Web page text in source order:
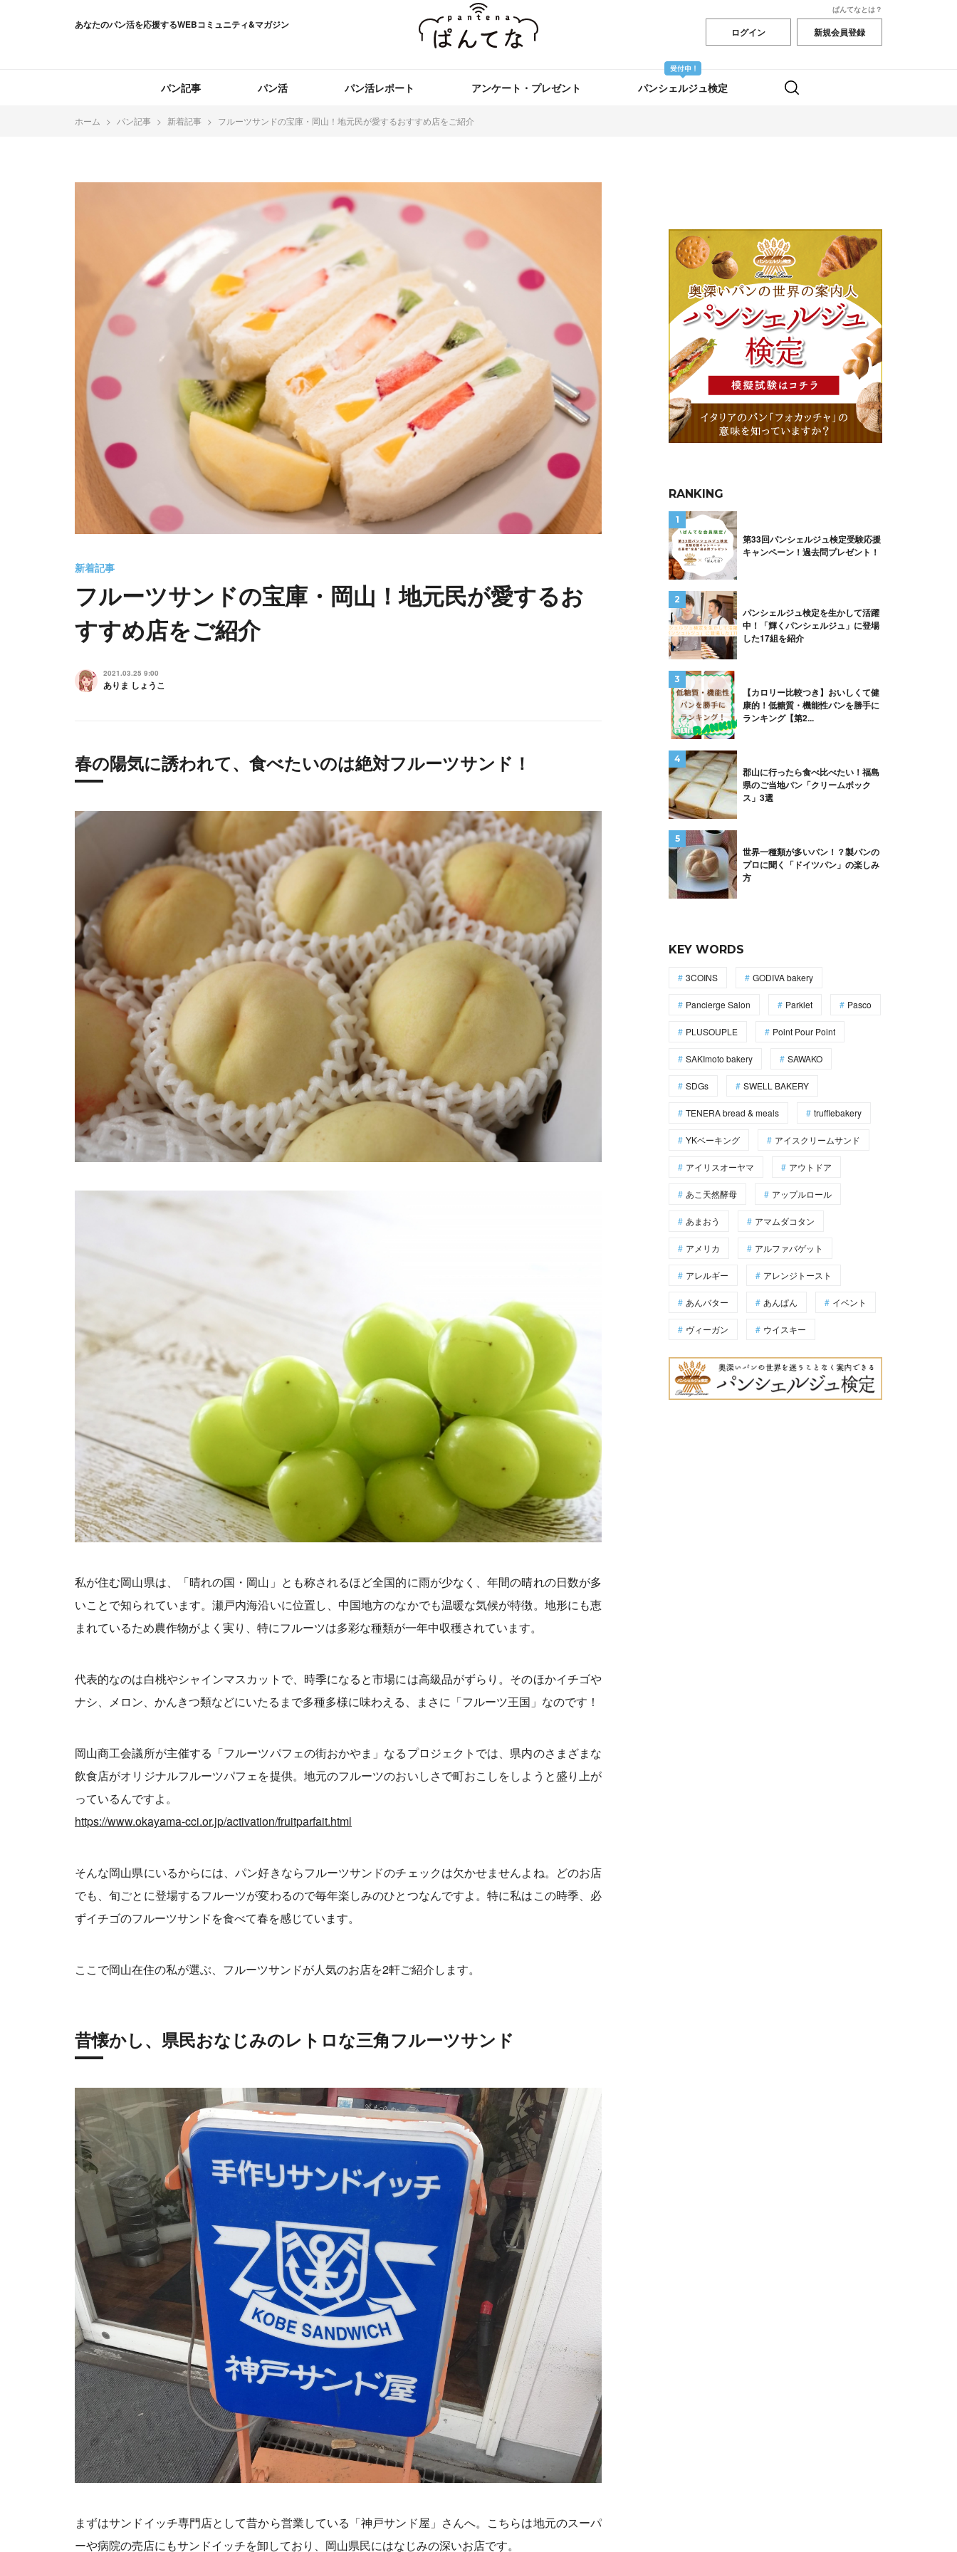
あなたのパン活を応援するWEBコミュニティ&マガジン
ぱんてなとは？
ログイン 新規会員登録
パン記事 パン活 パン活レポート アンケート・プレゼント パンシェルジュ検定
ホーム パン記事 新着記事 フルーツサンドの宝庫・岡山！地元民が愛するおすすめ店をご紹介
新着記事
フルーツサンドの宝庫・岡山！地元民が愛するお
すすめ店をご紹介
2021.03.25 9:00
ありま しょうこ
春の陽気に誘われて、食べたいのは絶対フルーツサンド！
私が住む岡山県は、「晴れの国・岡山」とも称されるほど全国的に雨が少なく、年間の晴れの日数が多
いことで知られています。瀬戸内海沿いに位置し、中国地方のなかでも温暖な気候が特徴。地形にも恵
まれているため農作物がよく実り、特にフルーツは多彩な種類が一年中収穫されています。
代表的なのは白桃やシャインマスカットで、時季になると市場には高級品がずらり。そのほかイチゴや
ナシ、メロン、かんきつ類などにいたるまで多種多様に味わえる、まさに「フルーツ王国」なのです！
岡山商工会議所が主催する「フルーツパフェの街おかやま」なるプロジェクトでは、県内のさまざまな
飲食店がオリジナルフルーツパフェを提供。地元のフルーツのおいしさで町おこしをしようと盛り上が
っているんですよ。
https://www.okayama-cci.or.jp/activation/fruitparfait.html
そんな岡山県にいるからには、パン好きならフルーツサンドのチェックは欠かせませんよね。どのお店
でも、旬ごとに登場するフルーツが変わるので毎年楽しみのひとつなんですよ。特に私はこの時季、必
ずイチゴのフルーツサンドを食べて春を感じています。
ここで岡山在住の私が選ぶ、フルーツサンドが人気のお店を2軒ご紹介します。
昔懐かし、県民おなじみのレトロな三角フルーツサンド
まずはサンドイッチ専門店として昔から営業している「神戸サンド屋」さんへ。こちらは地元のスーパ
ーや病院の売店にもサンドイッチを卸しており、岡山県民にはなじみの深いお店です。
RANKING
第33回パンシェルジュ検定受験応援
キャンペーン！過去問プレゼント！
パンシェルジュ検定を生かして活躍
中！「輝くパンシェルジュ」に登場
した17組を紹介
【カロリー比較つき】おいしくて健
康的！低糖質・機能性パンを勝手に
ランキング【第2...
郡山に行ったら食べ比べたい！福島
県のご当地パン「クリームボック
ス」3選
世界一種類が多いパン！？製パンの
プロに聞く「ドイツパン」の楽しみ
方
KEY WORDS
3COINS GODIVA bakery
Pancierge Salon Parklet Pasco
PLUSOUPLE Point Pour Point
SAKImoto bakery SAWAKO
SDGs SWELL BAKERY
TENERA bread & meals trufflebakery
YKベーキング アイスクリームサンド
アイリスオーヤマ アウトドア
あこ天然酵母 アップルロール
あまおう アマムダコタン
アメリカ アルファバゲット
アレルギー アレンジトースト
あんバター あんぱん イベント
ヴィーガン ウイスキー